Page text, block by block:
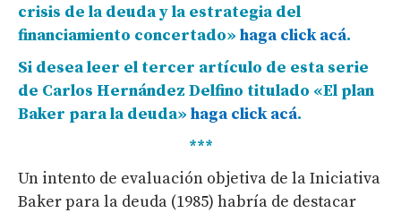
crisis de la deuda y la estrategia del
financiamiento concertado» haga click acá.
Si desea leer el tercer artículo de esta serie
de Carlos Hernández Delfino titulado «El plan
Baker para la deuda» haga click acá.
***
Un intento de evaluación objetiva de la Iniciativa
Baker para la deuda (1985) habría de destacar